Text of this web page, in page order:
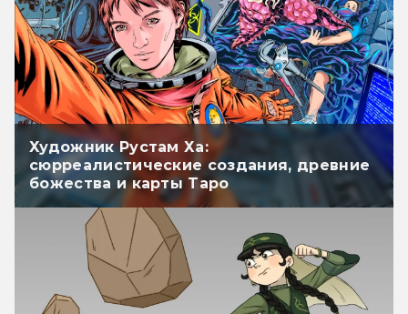
Художник Рустам Ха:
сюрреалистические создания, древние
божества и карты Таро